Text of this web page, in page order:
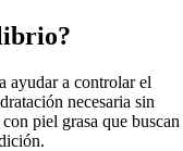
ayudar a controlar el
necesaria sin
piel grasa que buscan